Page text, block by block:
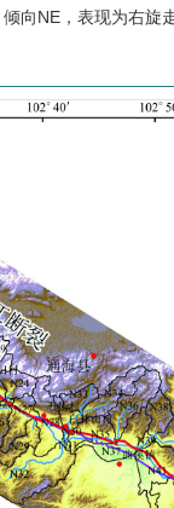
向NE，表现为右旋